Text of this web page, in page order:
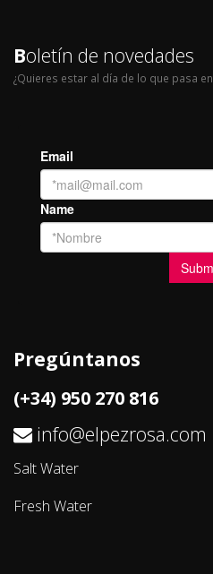
Boletín de novedades
¿Quieres estar al día de lo que pasa en
Pregúntanos
(+34) 950 270 816
info@elpezrosa.com
Salt Water
Fresh Water